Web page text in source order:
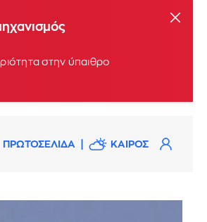
στην ύπαιθρο
ΠΡΩΤΟΣΕΛΙΔΑ ΚΑΙΡΟΣ